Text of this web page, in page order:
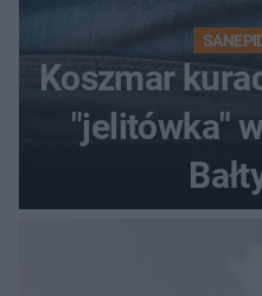
Koszmar
"jelitówka"